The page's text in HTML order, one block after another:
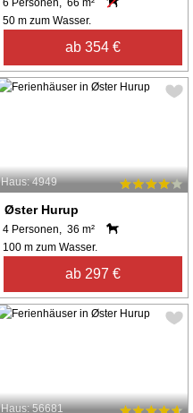
6 Personen, 66 m²
50 m zum Wasser.
ab 354 €
Haus: 4949
Øster Hurup
4 Personen, 36 m²
100 m zum Wasser.
ab 297 €
Haus: 56681